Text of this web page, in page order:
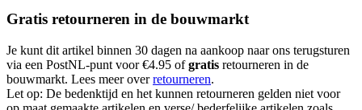
Gratis retourneren in de bouwmarkt
Je kunt dit artikel binnen 30 dagen na aankoop naar ons terugsturen
via een PostNL-punt voor €4.95 ofgratis retourneren in de
bouwmarkt. Lees meer overretourneren.
Let op: De bedenktijd en het kunnen retourneren gelden niet voor